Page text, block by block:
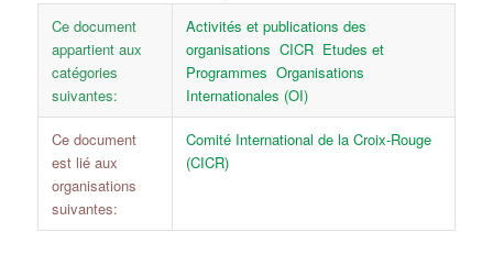
Ce document
appartient aux
catégories
suivantes:
Activités et publications des
organisations CICR Etudes et
Programmes Organisations
Internationales (OI)
Ce document
est lié aux
organisations
suivantes:
Comité International de la Croix-Rouge
(CICR)